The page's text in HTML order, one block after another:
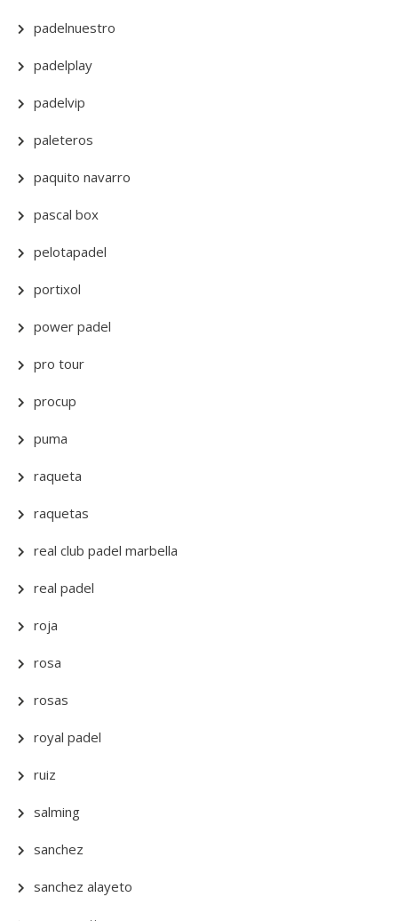
padelnuestro
padelplay
padelvip
paleteros
paquito navarro
pascal box
pelotapadel
portixol
power padel
pro tour
procup
puma
raqueta
raquetas
real club padel marbella
real padel
roja
rosa
rosas
royal padel
ruiz
salming
sanchez
sanchez alayeto